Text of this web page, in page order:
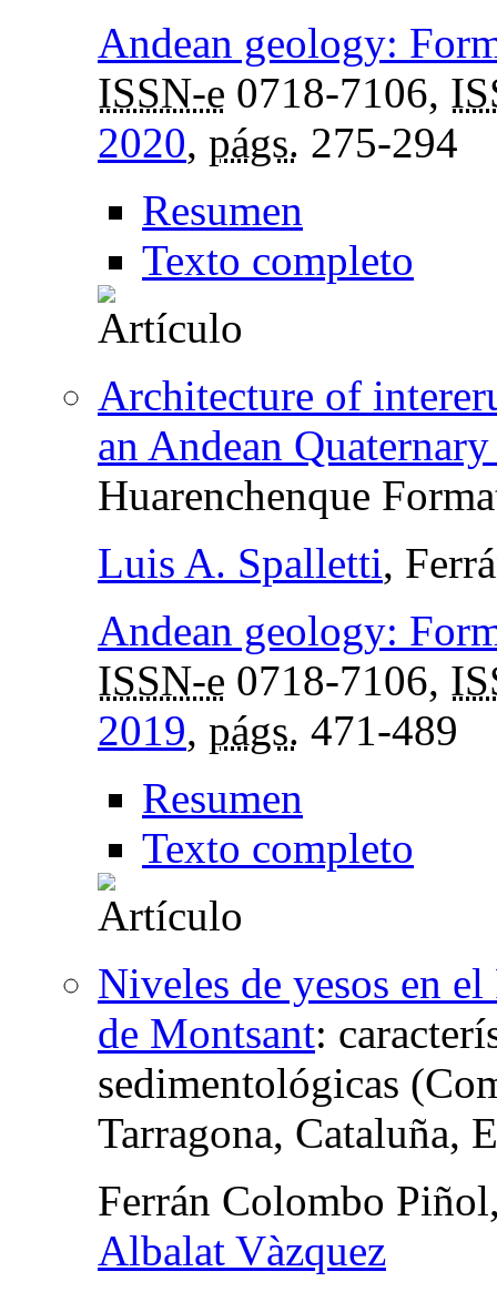
Andean geology:
ISSN-e 0718-7106,
2020, págs. 275-294
Resumen
Texto completo
Architecture of
an Andean
Huarenchenque
Luis A. Spalletti,
Andean geology:
ISSN-e 0718-7106,
2019, págs. 471-489
Resumen
Texto completo
Niveles de yesos en
de Montsant:
sedimentológicas
Tarragona, Cataluña,
Ferrán Colombo
Albalat Vàzquez